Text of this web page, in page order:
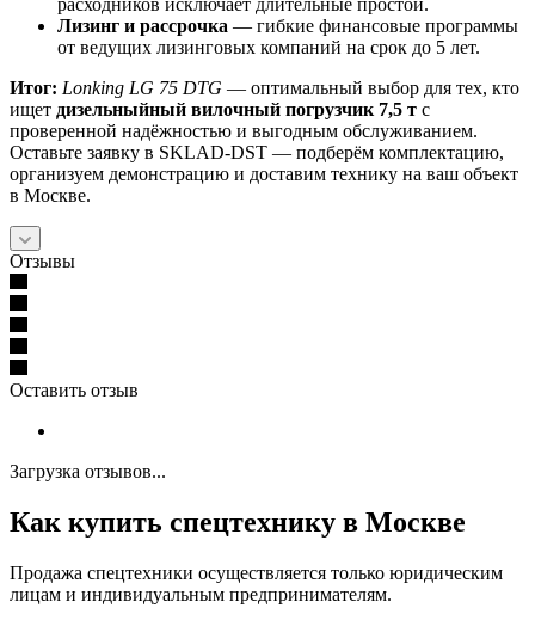
расходников исключает длительные простои.
Лизинг и рассрочка — гибкие финансовые программы
от ведущих лизинговых компаний на срок до 5 лет.
Итог: Lonking LG 75 DTG — оптимальный выбор для тех, кто
ищет дизельныйный вилочный погрузчик 7,5 т с
проверенной надёжностью и выгодным обслуживанием.
Оставьте заявку в SKLAD‑DST — подберём комплектацию,
организуем демонстрацию и доставим технику на ваш объект
в Москве.
Отзывы
Оставить отзыв
Загрузка отзывов...
Как купить спецтехнику в Москве
Продажа спецтехники осуществляется только юридическим
лицам и индивидуальным предпринимателям.